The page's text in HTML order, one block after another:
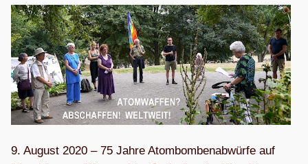
9. August 2020 – 75 Jahre Atom­bom­ben­ab­würfe auf